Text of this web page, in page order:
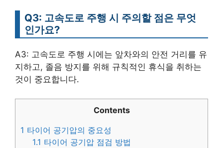
Q3: 고속도로 주행 시 주의할 점은 무엇
인가요?
A3: 고속도로 주행 시에는 앞차와의 안전 거리를 유
지하고, 졸음 방지를 위해 규칙적인 휴식을 취하는
것이 중요합니다.
Contents
1 타이어 공기압의 중요성
1.1 타이어 공기압 점검 방법